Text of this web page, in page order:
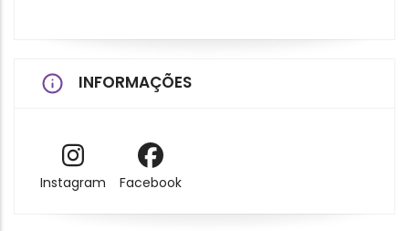
INFORMAÇÕES
Instagram Facebook